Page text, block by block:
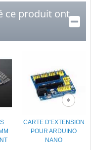
ce produit ont
CARTE D'EXTENSION
POUR ARDUINO
NANO